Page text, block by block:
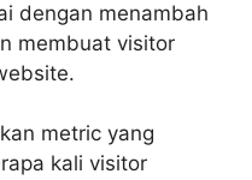
dengan menambah
membuat visitor
metric yang
kali visitor